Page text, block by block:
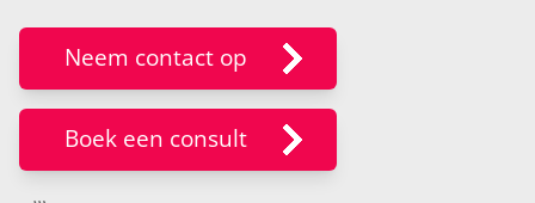
Neem contact op
Boek een consult